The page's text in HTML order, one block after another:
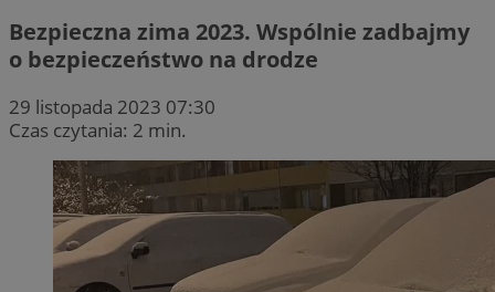
Bezpieczna zima 2023. Wspólnie zadbajmy
o bezpieczeństwo na drodze
29 listopada 2023 07:30
Czas czytania: 2 min.